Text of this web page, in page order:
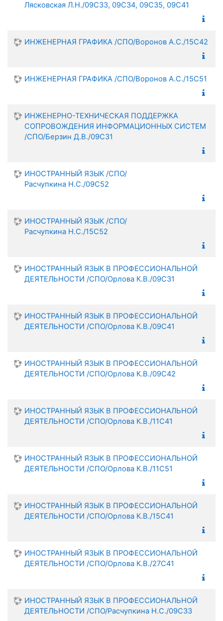
Лясковская Л.Н./09С33, 09С34, 09С35, 09С41
ИНЖЕНЕРНАЯ ГРАФИКА /СПО/Воронов А.С./15С42
ИНЖЕНЕРНАЯ ГРАФИКА /СПО/Воронов А.С./15С51
ИНЖЕНЕРНО-ТЕХНИЧЕСКАЯ ПОДДЕРЖКА
СОПРОВОЖДЕНИЯ ИНФОРМАЦИОННЫХ СИСТЕМ
/СПО/Берзин Д.В./09С31
ИНОСТРАННЫЙ ЯЗЫК /СПО/
Расчупкина Н.С./09С52
ИНОСТРАННЫЙ ЯЗЫК /СПО/
Расчупкина Н.С./15С52
ИНОСТРАННЫЙ ЯЗЫК В ПРОФЕССИОНАЛЬНОЙ
ДЕЯТЕЛЬНОСТИ /СПО/Орлова К.В./09С31
ИНОСТРАННЫЙ ЯЗЫК В ПРОФЕССИОНАЛЬНОЙ
ДЕЯТЕЛЬНОСТИ /СПО/Орлова К.В./09С41
ИНОСТРАННЫЙ ЯЗЫК В ПРОФЕССИОНАЛЬНОЙ
ДЕЯТЕЛЬНОСТИ /СПО/Орлова К.В./09С42
ИНОСТРАННЫЙ ЯЗЫК В ПРОФЕССИОНАЛЬНОЙ
ДЕЯТЕЛЬНОСТИ /СПО/Орлова К.В./11С41
ИНОСТРАННЫЙ ЯЗЫК В ПРОФЕССИОНАЛЬНОЙ
ДЕЯТЕЛЬНОСТИ /СПО/Орлова К.В./11С51
ИНОСТРАННЫЙ ЯЗЫК В ПРОФЕССИОНАЛЬНОЙ
ДЕЯТЕЛЬНОСТИ /СПО/Орлова К.В./15С41
ИНОСТРАННЫЙ ЯЗЫК В ПРОФЕССИОНАЛЬНОЙ
ДЕЯТЕЛЬНОСТИ /СПО/Орлова К.В./27С41
ИНОСТРАННЫЙ ЯЗЫК В ПРОФЕССИОНАЛЬНОЙ
ДЕЯТЕЛЬНОСТИ /СПО/Расчупкина Н.С./09С33